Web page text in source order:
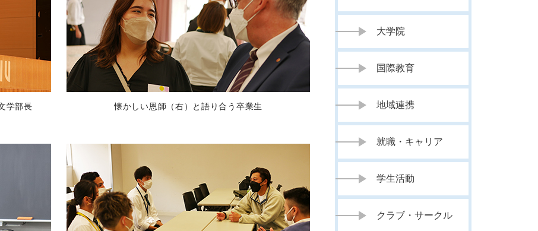
学部長 懐かしい恩師（右）と語り合う卒業生
大学院
国際教育
地域連携
就職・キャリア
学生活動
クラブ・サークル